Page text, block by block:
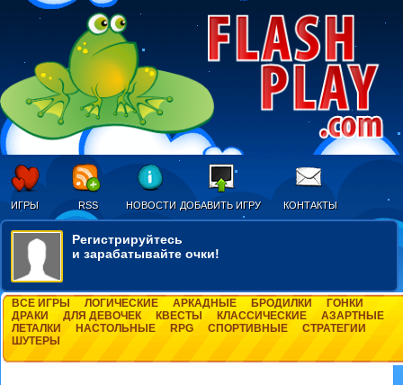
ИГРЫ RSS НОВОСТИ ДОБАВИТЬ ИГРУ КОНТАКТЫ
Регистрируйтесь
и зарабатывайте очки!
ВСЕ ИГРЫ ЛОГИЧЕСКИЕ АРКАДНЫЕ БРОДИЛКИ
ГОНКИ
ДРАКИ
ДЛЯ ДЕВОЧЕК КВЕСТЫ КЛАССИЧЕСКИЕ
АЗАРТНЫЕ
ЛЕТАЛКИ
НАСТОЛЬНЫЕ RPG СПОРТИВНЫЕ
СТРАТЕГИИ
ШУТЕРЫ